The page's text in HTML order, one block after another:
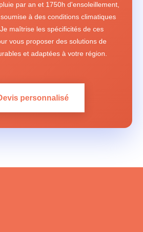
par an et 1750h d'ensoleillement,
à des conditions climatiques
maîtrise les spécificités de ces
vous proposer des solutions de
et adaptées à votre région.
personnalisé